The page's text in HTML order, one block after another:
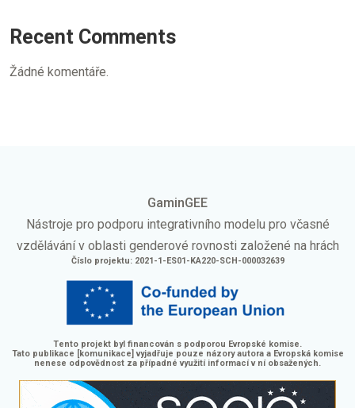
Recent Comments
Žádné komentáře.
GaminGEE
Nástroje pro podporu integrativního modelu pro včasné
vzdělávání v oblasti genderové rovnosti založené na hrách
Číslo projektu: 2021-1-ES01-KA220-SCH-000032639
Tento projekt byl financován s podporou Evropské komise.
Tato publikace [komunikace] vyjadřuje pouze názory autora a Evropská komise
nenese odpovědnost za případné využití informací v ní obsažených.